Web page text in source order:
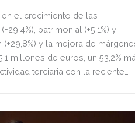
el crecimiento de las
patrimonial (+5,1%) y
y la mejora de
millones de euros, un 53,2%
terciaria con la reciente